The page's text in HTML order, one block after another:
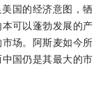
国的经济意图，牺
可以蓬勃发展的产
场。阿斯麦如今所
国仍是其最大的市